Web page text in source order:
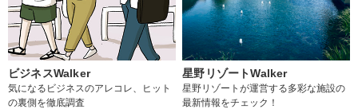
ビジネスWalker
気になるビジネスのアレコレ、ヒット
の裏側を徹底調査
星野リゾートWalker
星野リゾートが運営する多彩な施設の
最新情報をチェック！